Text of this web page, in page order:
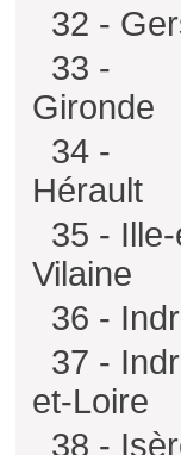
32 -
33 -
Gironde
34 -
Hérault
35 -
Vilaine
36 -
37 -
et-Loire
38 -